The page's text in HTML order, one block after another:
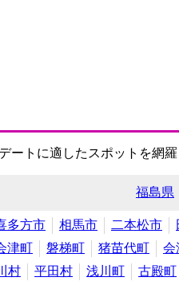
トに適したスポットを網
福島県
多方市 相馬市 二本松市
津町 磐梯町 猪苗代町 会
村 平田村 浅川町 古殿町